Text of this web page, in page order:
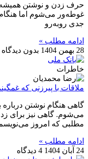
حرف زدن و نوشتن همیشه
غوطه‌ور می‌شوم اما هنگام
جدی روبه‌رو
ادامه مطلب »
28 بهمن 1404
بدون دیدگاه
خاطرات
ملاقات با پیرزنی که
گاهی هنگام نوشتن
می‌شوم. گاهی نیز برای
مطلبی که امروز
ادامه مطلب »
24 آبان 1404
4 دیدگاه